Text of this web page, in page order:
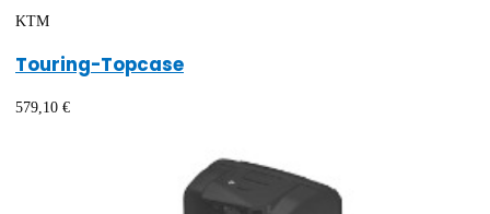
KTM
Touring-Topcase
579,10 €